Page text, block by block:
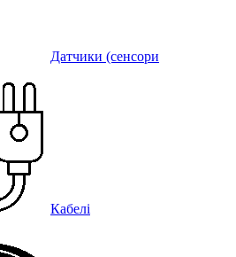
Датчики (сенсори
Кабелі